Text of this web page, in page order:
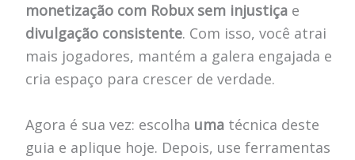
monetização com Robux sem injustiçae
divulgação consistente. Com isso, você atrai
mais jogadores, mantém a galera engajada e
cria espaço para crescer de verdade.
Agora é sua vez: escolha umatécnica deste
guia e aplique hoje. Depois, use ferramentas